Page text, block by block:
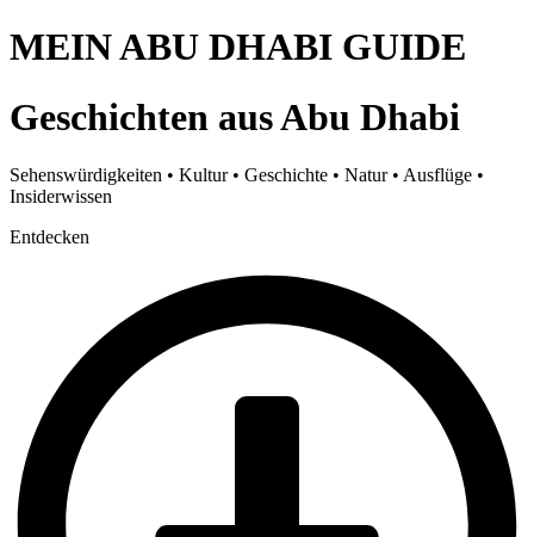
MEIN ABU DHABI GUIDE
Geschichten aus Abu Dhabi
Sehenswürdigkeiten • Kultur • Geschichte • Natur • Ausflüge •
Insiderwissen
Entdecken